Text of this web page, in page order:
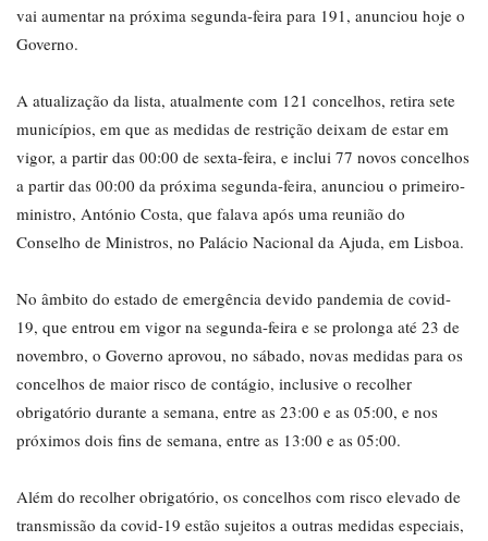
vai aumentar na próxima segunda-feira para 191, anunciou hoje o
Governo.
A atualização da lista, atualmente com 121 concelhos, retira sete
municípios, em que as medidas de restrição deixam de estar em
vigor, a partir das 00:00 de sexta-feira, e inclui 77 novos concelhos
a partir das 00:00 da próxima segunda-feira, anunciou o primeiro-
ministro, António Costa, que falava após uma reunião do
Conselho de Ministros, no Palácio Nacional da Ajuda, em Lisboa.
No âmbito do estado de emergência devido pandemia de covid-
19, que entrou em vigor na segunda-feira e se prolonga até 23 de
novembro, o Governo aprovou, no sábado, novas medidas para os
concelhos de maior risco de contágio, inclusive o recolher
obrigatório durante a semana, entre as 23:00 e as 05:00, e nos
próximos dois fins de semana, entre as 13:00 e as 05:00.
Além do recolher obrigatório, os concelhos com risco elevado de
transmissão da covid-19 estão sujeitos a outras medidas especiais,